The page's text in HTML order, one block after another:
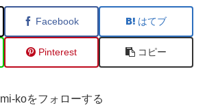
Facebook はてブ
Pinterest コピー
mi-koをフォローする